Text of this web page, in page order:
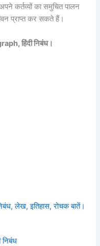
कर्तव्यों का समुचित पालन
प्राप्त कर सकते हैं।
हिंदी निबंध।
लेख, इतिहास, रोचक बातें।
निबंध